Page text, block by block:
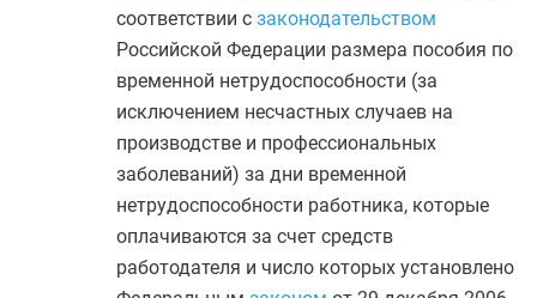
соответствии с законодательством
Российской Федерации размера пособия по
временной нетрудоспособности (за
исключением несчастных случаев на
производстве и профессиональных
заболеваний) за дни временной
нетрудоспособности работника, которые
оплачиваются за счет средств
работодателя и число которых установлено